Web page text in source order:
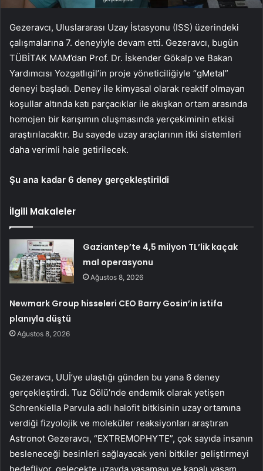
Gezeravcı, Uluslararası Uzay İstasyonu (ISS) üzerindeki
çalışmalarına 7. deneyiyle devam etti. Gezeravcı, bugün
TÜBİTAK MAM’dan Prof. Dr. İskender Gökalp ve Bakan
Yardımcısı Yozgatlıgil’in proje yöneticiliğiyle “gMetal”
deneyi başladı. Deney ile kimyasal olarak reaktif olmayan
koşullar altında katı parçacıklar ile akışkan ortam arasında
homojen bir karışımın oluşmasında yerçekiminin etkisi
araştırılacaktır. Bu sayede uzay araçlarının itki sistemleri
daha verimli hale getirilecek.
Şu ana kadar 6 deney gerçekleştirildi
İlgili Makaleler
Gaziantep’te 4,5 milyon TL’lik kaçak
mal operasyonu
Ağustos 8, 2026
Newmark Group hisseleri CEO Barry Gosin’in istifa
planıyla düştü
Ağustos 8, 2026
Gezeravcı, UUİ’ye ulaştığı günden bu yana 6 deney
gerçekleştirdi. Tuz Gölü’nde endemik olarak yetişen
Schrenkiella Parvula adlı halofit bitkisinin uzay ortamına
verdiği fizyolojik ve moleküler reaksiyonları araştıran
Astronot Gezeravcı, “EXTREMOPHYTE”, çok sayıda insanın
besleneceği besinleri sağlayacak yeni bitkiler geliştirmeyi